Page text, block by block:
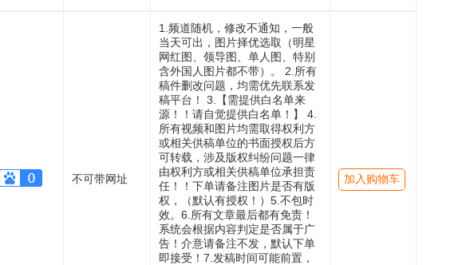
不可带网址
1.频道随机，修改不通知，一般
当天可出，图片择优选取（明星
网红图、领导图、单人图、特别
含外国人图片都不带）。 2.所有
稿件删改问题，均需优先联系发
稿平台！ 3.【需提供白名单来
源！！请自觉提供白名单！】 4.
所有视频和图片均需取得权利方
或相关供稿单位的书面授权后方
可转载，涉及版权纠纷问题一律
由权利方或相关供稿单位承担责
任！！下单请备注图片是否有版
权，（默认有授权！）5.不包时
效。6.所有文章最后都有免责！
系统会根据内容判定是否属于广
告！介意请备注不发，默认下单
即接受！7.发稿时间可能前置，
加入购物车